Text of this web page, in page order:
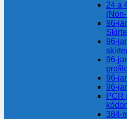
24 a
96-
96-
96-
96-
96-
PCR
384-